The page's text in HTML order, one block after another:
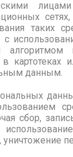
таких
картотеках
данным.
сбор,
уничтожение